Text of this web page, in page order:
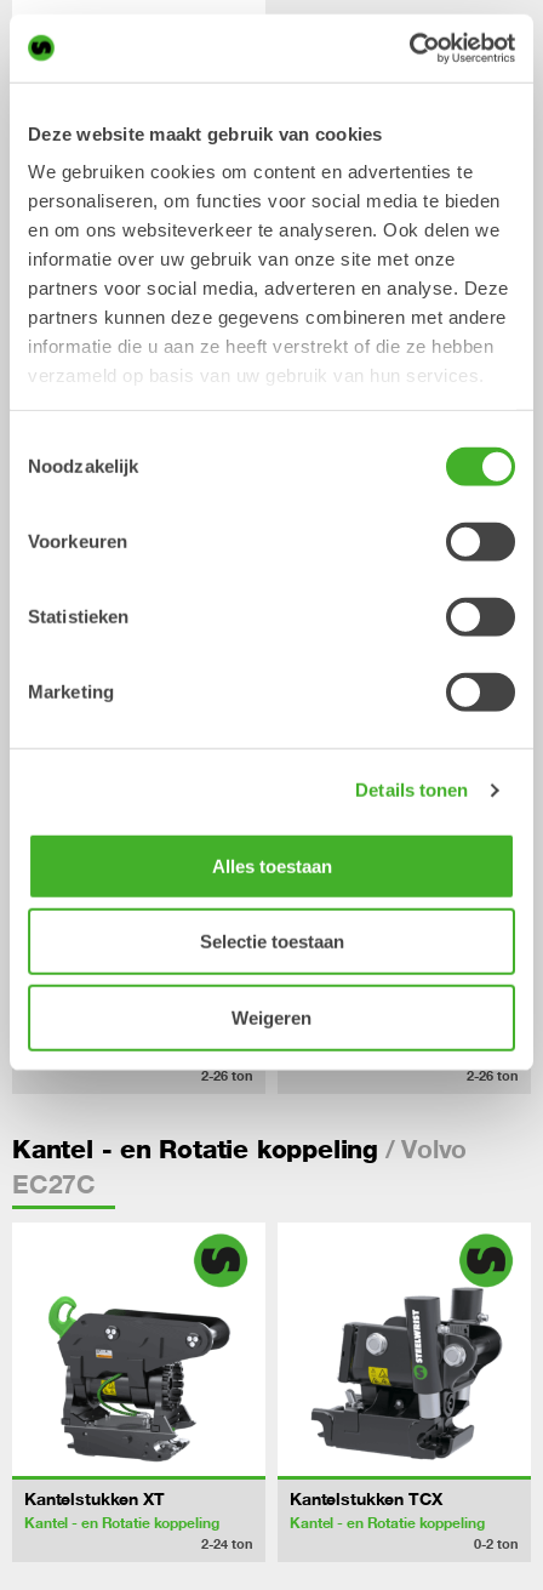
Deze website maakt gebruik van cookies
We gebruiken cookies om content en advertenties te
personaliseren, om functies voor social media te bieden
en om ons websiteverkeer te analyseren. Ook delen we
informatie over uw gebruik van onze site met onze
partners voor social media, adverteren en analyse. Deze
partners kunnen deze gegevens combineren met andere
informatie die u aan ze heeft verstrekt of die ze hebben
verzameld op basis van uw gebruik van hun services.
Noodzakelijk
Voorkeuren
Statistieken
Marketing
Details tonen
Alles toestaan
Selectie toestaan
Weigeren
Besturingssystemen
Hydraulische uitrustingsstukken/ Volvo
EC27C
Hydraulische uitrustingsstukken Hydraulische uitrustingsstukken
Hydraulische uitrustingsstukken
2-26ton
Tanden grijper
Hydraulische uitrustingsstukken
2-26ton
Kantel - en Rotatie koppeling / Volvo
EC27C
Kantelstukken XT
Kantel - en Rotatie koppeling
2-24 ton
Kantelstukken TCX
Kantel - en Rotatie koppeling
0-2 ton